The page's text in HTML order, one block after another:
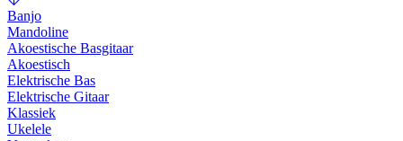
Banjo
Mandoline
Akoestische Basgitaar
Akoestisch
Elektrische Bas
Elektrische Gitaar
Klassiek
Ukelele